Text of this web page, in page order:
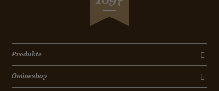
Produkte
Onlineshop